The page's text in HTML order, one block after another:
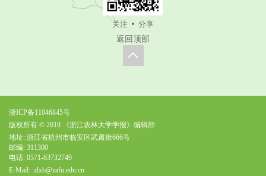
关注
分享
返回顶部
浙ICP备11046845号
版权所有 © 2019 《浙江农林大学学报》编辑部
地址: 浙江省杭州市临安区武肃街666号
邮编: 311300
电话: 0571-63732749
E-Mail: :zlxb@zafu.edu.cn